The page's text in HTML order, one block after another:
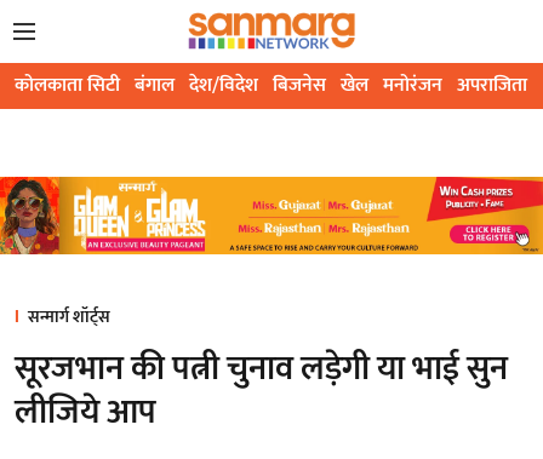
कोलकाता सिटी बंगाल देश/विदेश बिजनेस खेल मनोरंजन अपराजिता
सन्मार्ग शॉर्ट्स
सूरजभान की पत्नी चुनाव लड़ेगी या भाई सुन
लीजिये आप